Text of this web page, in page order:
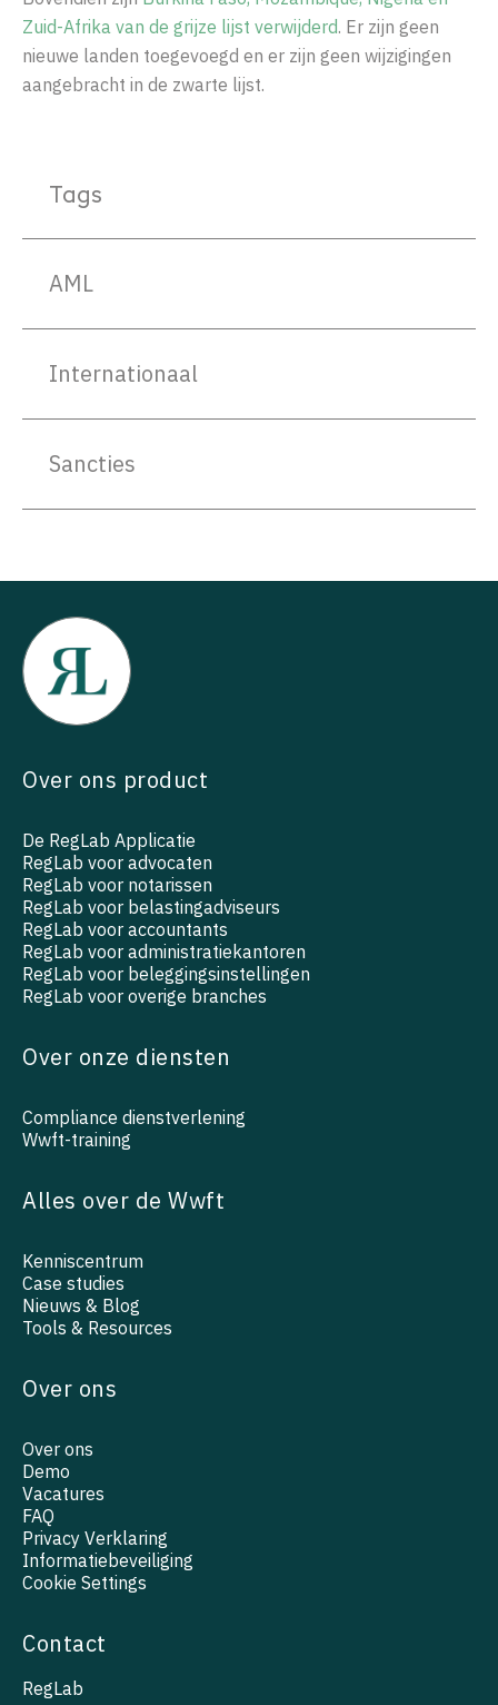
Zuid-Afrika van de grijze lijst verwijderd. Er zijn geen
nieuwe landen toegevoegd en er zijn geen wijzigingen
aangebracht in de zwarte lijst.
Tags
AML
Internationaal
Sancties
Over ons product
De RegLab Applicatie
RegLab voor advocaten
RegLab voor notarissen
RegLab voor belastingadviseurs
RegLab voor accountants
RegLab voor administratiekantoren
RegLab voor beleggingsinstellingen
RegLab voor overige branches
Over onze diensten
Compliance dienstverlening
Wwft-training
Alles over de Wwft
Kenniscentrum
Case studies
Nieuws & Blog
Tools & Resources
Over ons
Over ons
Demo
Vacatures
FAQ
Privacy Verklaring
Informatiebeveiliging
Cookie Settings
Contact
RegLab